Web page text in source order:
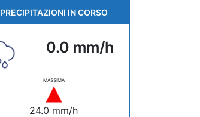
PRECIPITAZIONI IN CORSO
0.0 mm/h
MASSIMA
24.0 mm/h